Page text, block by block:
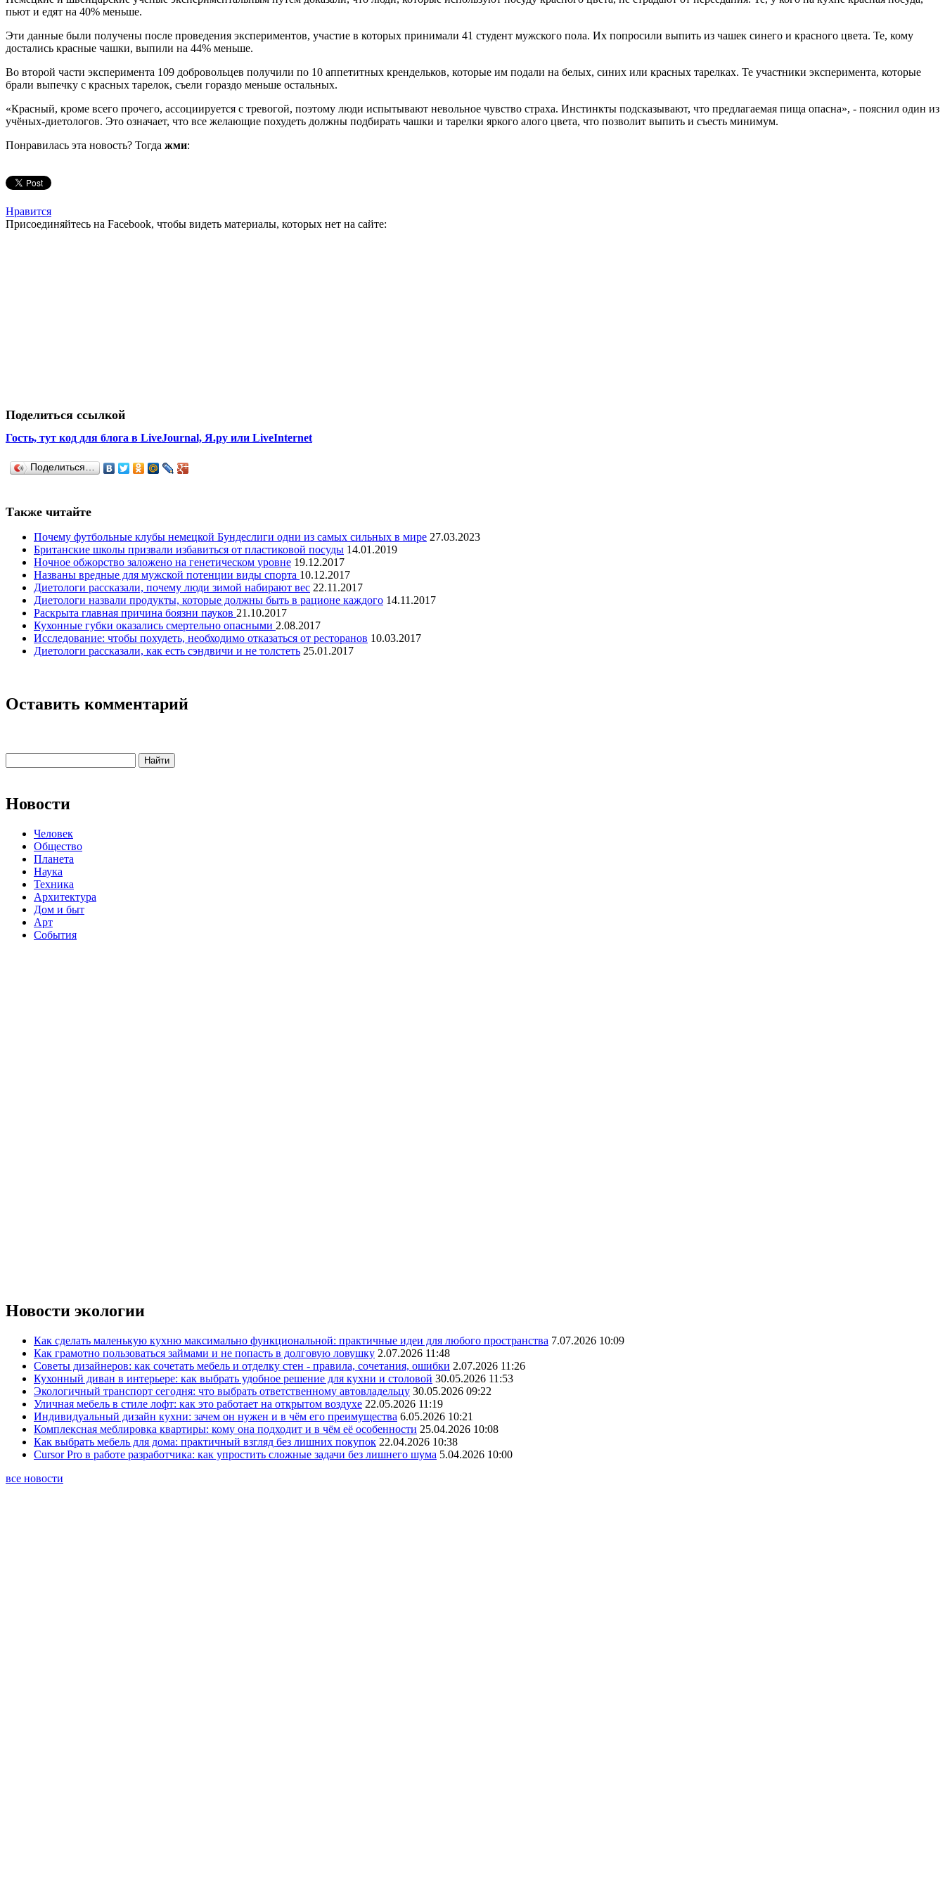
пьют и едят на 40% меньше.
Эти данные были получены после проведения экспериментов, участие в которых принимали 41 студент мужского пола. Их попросили выпить из чашек синего и красного цвета. Те, кому
достались красные чашки, выпили на 44% меньше.
Во второй части эксперимента 109 добровольцев получили по 10 аппетитных крендельков, которые им подали на белых, синих или красных тарелках. Те участники эксперимента, которые
брали выпечку с красных тарелок, съели гораздо меньше остальных.
«Красный, кроме всего прочего, ассоциируется с тревогой, поэтому люди испытывают невольное чувство страха. Инстинкты подсказывают, что предлагаемая пища опасна», - пояснил один из
учёных-диетологов. Это означает, что все желающие похудеть должны подбирать чашки и тарелки яркого алого цвета, что позволит выпить и съесть минимум.
Понравилась эта новость? Тогда жми:
Нравится
Присоединяйтесь на Facebook, чтобы видеть материалы, которых нет на сайте:
Поделиться ссылкой
Гость, тут код для блога в LiveJournal, Я.ру или LiveInternet
Поделиться…
Также читайте
Почему футбольные клубы немецкой Бундеслиги одни из самых сильных в мире 27.03.2023
Британские школы призвали избавиться от пластиковой посуды 14.01.2019
Ночное обжорство заложено на генетическом уровне 19.12.2017
Названы вредные для мужской потенции виды спорта 10.12.2017
Диетологи рассказали, почему люди зимой набирают вес 22.11.2017
Диетологи назвали продукты, которые должны быть в рационе каждого 14.11.2017
Раскрыта главная причина боязни пауков 21.10.2017
Кухонные губки оказались смертельно опасными 2.08.2017
Исследование: чтобы похудеть, необходимо отказаться от ресторанов 10.03.2017
Диетологи рассказали, как есть сэндвичи и не толстеть 25.01.2017
Оставить комментарий
Новости
Человек
Общество
Планета
Наука
Техника
Архитектура
Дом и быт
Арт
События
Новости экологии
Как сделать маленькую кухню максимально функциональной: практичные идеи для любого пространства 7.07.2026 10:09
Как грамотно пользоваться займами и не попасть в долговую ловушку 2.07.2026 11:48
Советы дизайнеров: как сочетать мебель и отделку стен - правила, сочетания, ошибки 2.07.2026 11:26
Кухонный диван в интерьере: как выбрать удобное решение для кухни и столовой 30.05.2026 11:53
Экологичный транспорт сегодня: что выбрать ответственному автовладельцу 30.05.2026 09:22
Уличная мебель в стиле лофт: как это работает на открытом воздухе 22.05.2026 11:19
Индивидуальный дизайн кухни: зачем он нужен и в чём его преимущества 6.05.2026 10:21
Комплексная меблировка квартиры: кому она подходит и в чём её особенности 25.04.2026 10:08
Как выбрать мебель для дома: практичный взгляд без лишних покупок 22.04.2026 10:38
Cursor Pro в работе разработчика: как упростить сложные задачи без лишнего шума 5.04.2026 10:00
все новости